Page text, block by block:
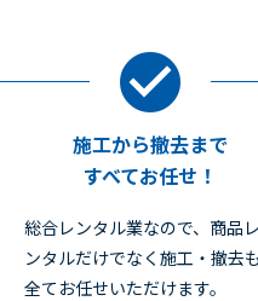
施工から撤去まで
すべてお任せ！
総合レンタル業なので、商品
ンタルだけでなく施工・撤去
全てお任せいただけます。